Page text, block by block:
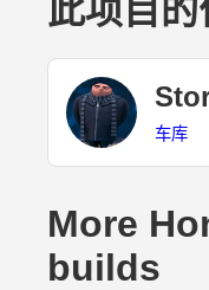
此项目的
车库
More
builds